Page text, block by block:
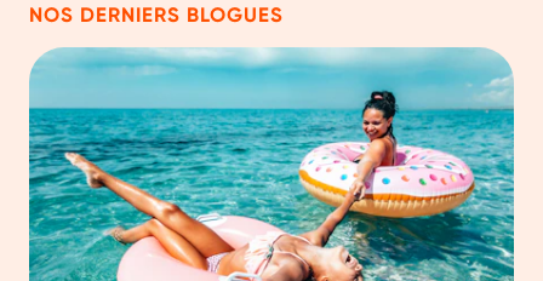
NOS DERNIERS BLOGUES